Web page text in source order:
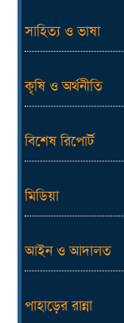
সাহিত্য ও ভাষা
কৃষি ও অর্থনীতি
বিশেষ রিপোর্ট
মিডিয়া
আইন ও আদালত
পাহাড়ের রান্না